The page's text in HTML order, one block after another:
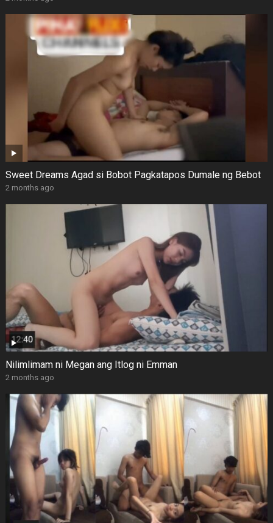
Sweet Dreams Agad si Bobot Pagkatapos Dumale ng Bebot
2 months ago
Nilimlimam ni Megan ang Itlog ni Emman
2 months ago